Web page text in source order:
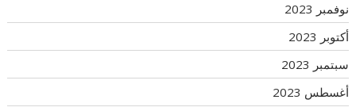
نوفمبر 2023
أكتوبر 2023
سبتمبر 2023
أغسطس 2023